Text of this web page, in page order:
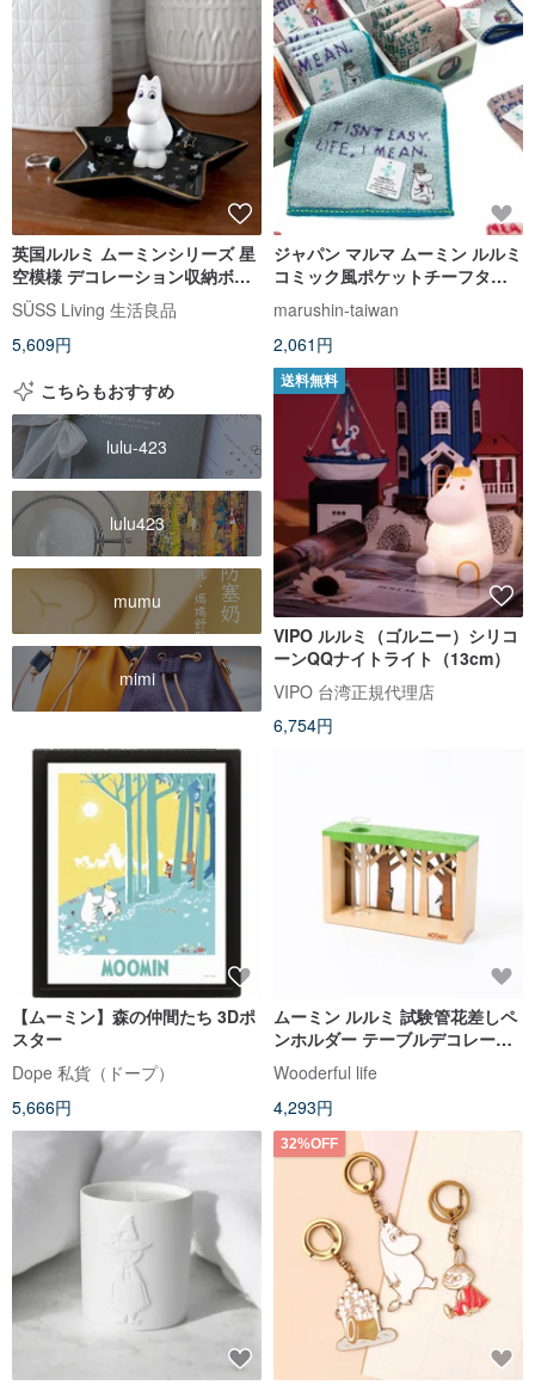
英国ルルミ ムーミンシリーズ 星
空模様 デコレーション収納ボッ
クス/ジュエリープレート
SÜSS Living 生活良品
5,609円
ジャパン マルマ ムーミン ルルミ
コミック風ポケットチーフタオ
ル（グループ内2枚）
marushin-taiwan
2,061円
こちらもおすすめ
lulu-423
lulu423
mumu
mimi
送料無料
VIPO ルルミ（ゴルニー）シリコ
ーンQQナイトライト（13cm）
VIPO 台湾正規代理店
6,754円
【ムーミン】森の仲間たち 3Dポ
スター
Dope 私貨（ドープ）
5,666円
ムーミン ルルミ 試験管花差しペ
ンホルダー テーブルデコレーシ
ョン | Wooderful life
Wooderful life
4,293円
32%OFF